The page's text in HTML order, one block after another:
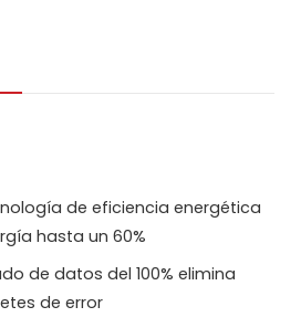
de eficiencia energética
hasta un 60%
de datos del 100% elimina
de error